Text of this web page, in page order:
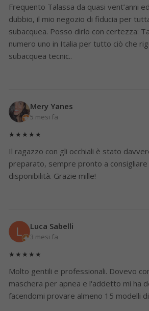
Frequento Talassa da quasi vent’anni
dubbio, il mio negozio di fiducia per
subacquea. Posso dirlo con certezza:
numero uno in Italia per tutto ciò che
subacquea tecnic..
Mery Yanes
5 mesi fa
★★★★★
Il ragazzo con gli occhiali è stato
preparato, sempre pronto a
disponibilità. Grazie mille!
Luca Sabelli
3 mesi fa
★★★★★
Molto gentili e professionali. Dovevo
maschera per apnea e l'addetto mi ha
facendomi provare almeno 15 modelli